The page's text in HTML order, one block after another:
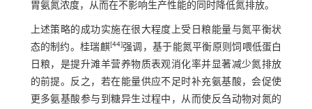
胃氨氮浓度，从而在不影响生产性能的同时降低氮排放。
上述策略的成功实施在很大程度上受日粮能量与氮平衡状
态的制约。桂瑞麒[44]强调，基于能氮平衡原则饲喂低蛋白
日粮，是提升滩羊营养物质表观消化率并显著减少氮排放
的前提。反之，若在能量供应不足时补充氨基酸，会促使
更多氨基酸参与到糖异生过程中，从而使反刍动物对氮的